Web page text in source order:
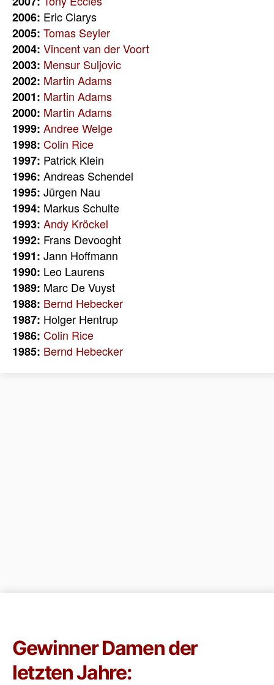
2006: Eric Clarys
2005: Tomas Seyler
2004: Vincent van der Voort
2003: Mensur Suljovic
2002: Martin Adams
2001: Martin Adams
2000: Martin Adams
1999: Andree Welge
1998: Colin Rice
1997: Patrick Klein
1996: Andreas Schendel
1995: Jürgen Nau
1994: Markus Schulte
1993: Andy Kröckel
1992: Frans Devooght
1991: Jann Hoffmann
1990: Leo Laurens
1989: Marc De Vuyst
1988: Bernd Hebecker
1987: Holger Hentrup
1986: Colin Rice
1985: Bernd Hebecker
Gewinner Damen der
letzten Jahre: